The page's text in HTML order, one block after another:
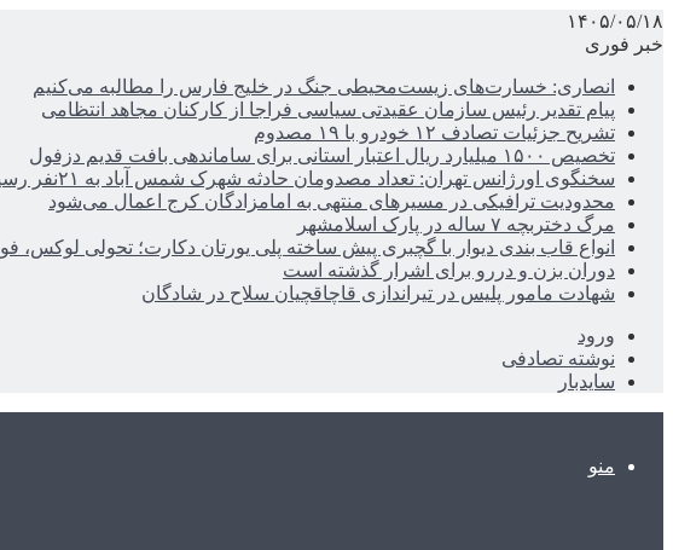
۱۴۰۵/۰۵/۱۸
خبر فوری
انصاری: خسارت‌های زیست‌محیطی جنگ در خلیج فارس را مطالبه‌ می‌کنیم
پیام تقدیر رئیس سازمان عقیدتی سیاسی فراجا از کارکنان مجاهد انتظامی
تشریح جزئیات تصادف ۱۲ خودرو با ۱۹ مصدوم
تخصیص ۱۵۰۰ میلیارد ریال اعتبار استانی برای ساماندهی بافت قدیم دزفول
سخنگوی اورژانس تهران: تعداد مصدومان حادثه شهرک شمس آباد به ۲۱نفر رسید
محدودیت ترافیکی در مسیرهای منتهی به امامزادگان کرج اعمال می‌شود
مرگ دختربچه ۷ ساله در پارک اسلامشهر
انواع قاب بندی دیوار با گچبری پیش ساخته پلی یورتان دکارت؛ تحولی لوکس،
دوران بزن و دررو برای اشرار گذشته است
شهادت مامور پلیس در تیراندازی قاچاقچیان سلاح در شادگان
ورود
نوشته تصادفی
سایدبار
منو